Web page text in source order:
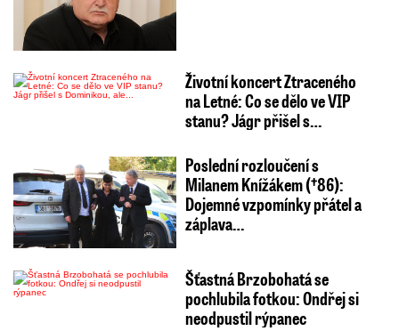
Životní koncert Ztraceného
na Letné: Co se dělo ve VIP
stanu? Jágr přišel s…
Poslední rozloučení s
Milanem Knížákem (†86):
Dojemné vzpomínky přátel a
záplava…
Šťastná Brzobohatá se
pochlubila fotkou: Ondřej si
neodpustil rýpanec